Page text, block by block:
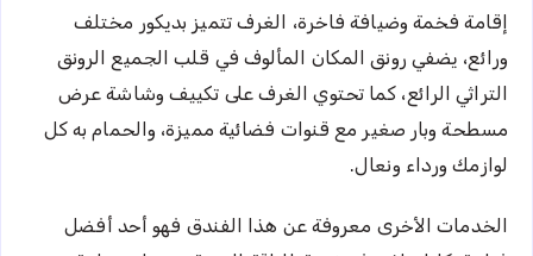
إقامة فخمة وضيافة فاخرة، الغرف تتميز بديكور مختلف
ورائع، يضفي رونق المكان المألوف في قلب الجميع الرونق
التراثي الرائع، كما تحتوي الغرف على تكييف وشاشة عرض
مسطحة وبار صغير مع قنوات فضائية مميزة، والحمام به كل
لوازمك ورداء ونعال.
الخدمات الأخرى معروفة عن هذا الفندق فهو أحد أفضل